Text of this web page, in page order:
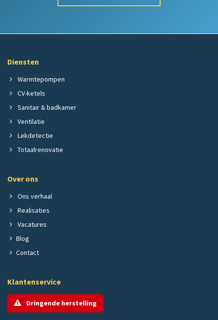
Diensten
Warmtepompen
CV-ketels
Sanitair & badkamer
Ventilatie
Lekdetectie
Totaalrenovatie
Over ons
Ons verhaal
Realisaties
Vacatures
Blog
Contact
Klantenservice
Dringende herstelling